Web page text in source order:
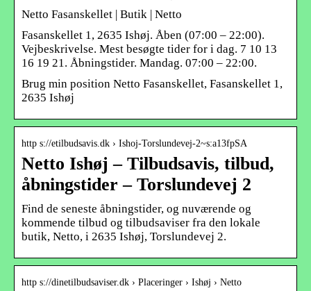
Netto Fasanskellet | Butik | Netto
Fasanskellet 1, 2635 Ishøj. Åben (07:00 – 22:00).
Vejbeskrivelse. Mest besøgte tider for i dag. 7 10 13
16 19 21. Åbningstider. Mandag. 07:00 – 22:00.
Brug min position Netto Fasanskellet, Fasanskellet 1,
2635 Ishøj
http s://etilbudsavis.dk › Ishoj-Torslundevej-2~s:a13fpSA
Netto Ishøj – Tilbudsavis, tilbud,
åbningstider – Torslundevej 2
Find de seneste åbningstider, og nuværende og
kommende tilbud og tilbudsaviser fra den lokale
butik, Netto, i 2635 Ishøj, Torslundevej 2.
http s://dinetilbudsaviser.dk › Placeringer › Ishøj › Netto